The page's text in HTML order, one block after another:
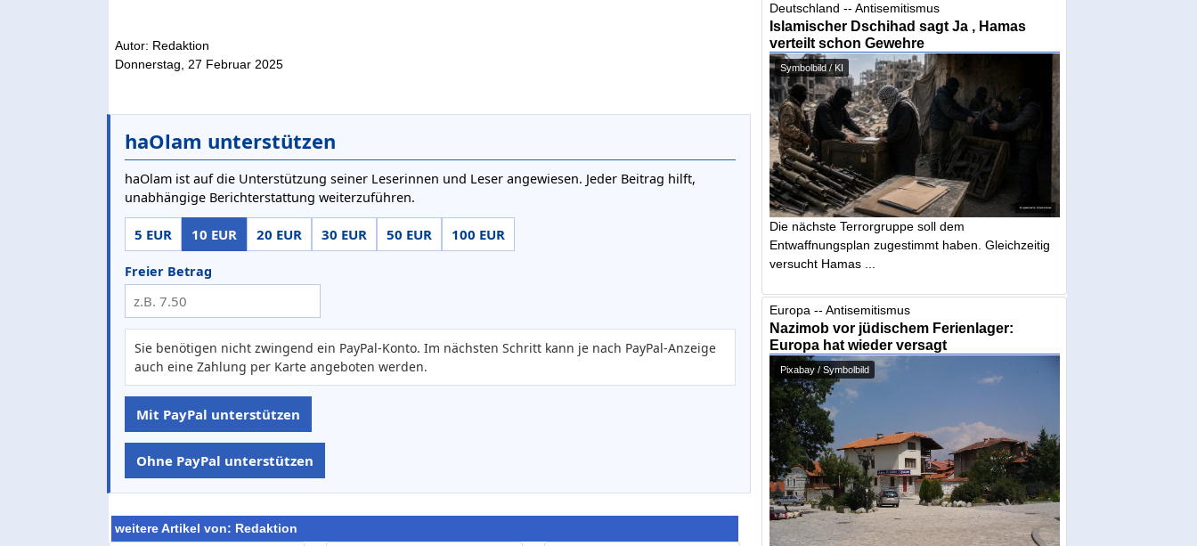
Autor: Redaktion
Donnerstag, 27 Februar 2025
haOlam unterstützen
haOlam ist auf die Unterstützung seiner Leserinnen und Leser angewiesen. Jeder Beitrag hilft,
unabhängige Berichterstattung weiterzuführen.
5 EUR 10 EUR 20 EUR 30 EUR 50 EUR 100 EUR
Freier Betrag
Sie benötigen nicht zwingend ein PayPal-Konto. Im nächsten Schritt kann je nach PayPal-Anzeige
auch eine Zahlung per Karte angeboten werden.
Mit PayPal unterstützen
Ohne PayPal unterstützen
weitere Artikel von: Redaktion
Deutschland -- Antisemitismus
Islamischer Dschihad sagt Ja , Hamas
verteilt schon Gewehre
Symbolbild / KI
Die nächste Terrorgruppe soll dem
Entwaffnungsplan zugestimmt haben. Gleichzeitig
versucht Hamas ...
Europa -- Antisemitismus
Nazimob vor jüdischem Ferienlager:
Europa hat wieder versagt
Pixabay / Symbolbild